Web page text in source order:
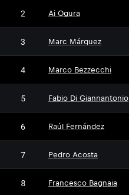
2 Ai Ogura
3 Marc Márquez
4 Marco Bezzecchi
5 Fabio Di Giannantonio
6 Raúl Fernández
7 Pedro Acosta
8 Francesco Bagnaia